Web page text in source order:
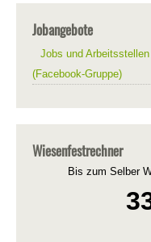
Jobangebote
Jobs und
(Facebook-Gruppe)
Wiesenfestrechner
Bis zum Selber